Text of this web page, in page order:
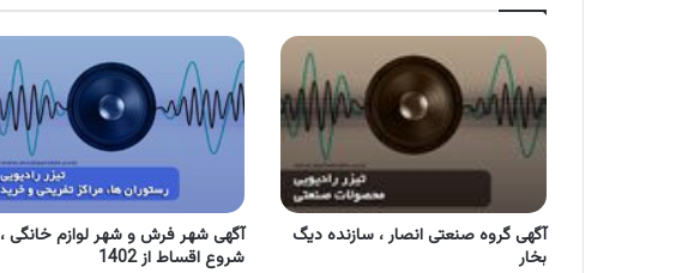
آگهی گروه صنعتی انصار ، سازنده دیگ
بخار
آگهی شهر فرش و شهر لوازم خانگی ،
شروع اقساط از 1402